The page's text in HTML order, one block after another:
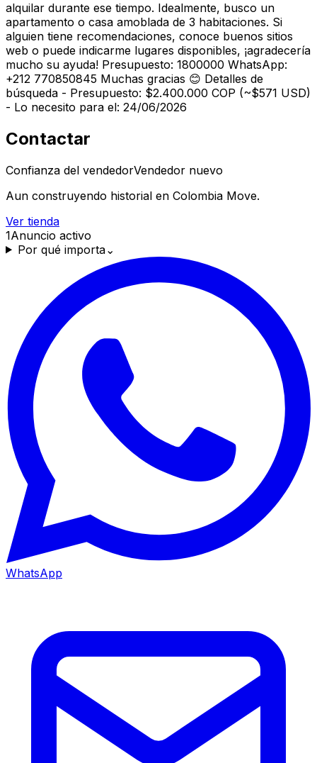
alquilar durante ese tiempo. Idealmente, busco un
apartamento o casa amoblada de 3 habitaciones. Si
alguien tiene recomendaciones, conoce buenos sitios
web o puede indicarme lugares disponibles, ¡agradecería
mucho su ayuda! Presupuesto: 1800000 WhatsApp:
+212 770850845 Muchas gracias 😊 Detalles de
búsqueda - Presupuesto: $2.400.000 COP (~$571 USD)
- Lo necesito para el: 24/06/2026
Contactar
Confianza del vendedorVendedor nuevo
Aun construyendo historial en Colombia Move.
Ver tienda
1Anuncio activo
Por qué importa⌄
WhatsApp